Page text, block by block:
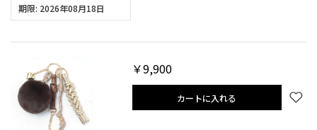
期限: 2026年08月18日
￥9,900
カートに入れる